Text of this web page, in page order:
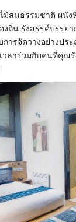
ม้สนธรรมชาติ ผนั
ถิ่น รังสรรค์บรรย
ารจัดวางอย่างปร
วลาร่วมกับคนที่คุณ